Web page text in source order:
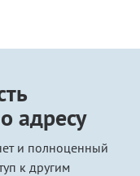
адресу
и полноценный
к другим